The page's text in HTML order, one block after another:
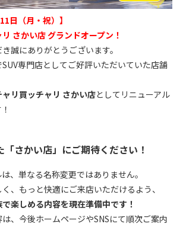
日（月・祝）】
さかい店 グランドオープン！
誠にありがとうございます。
専門店としてご好評いただいていた店舗
リ買ッチャリ さかい店としてリニューアル
さかい店」にご期待ください！
、単なる名称変更ではありません。
、もっと快適にご来店いただけるよう、
楽しめる内容を現在準備中です！
、今後ホームページやSNSにて順次ご案内